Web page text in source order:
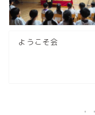
ようこそ会